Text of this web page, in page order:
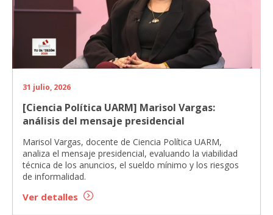
31 julio, 2026
[Ciencia Política UARM] Marisol Vargas:
análisis del mensaje presidencial
Marisol Vargas, docente de Ciencia Política UARM,
analiza el mensaje presidencial, evaluando la viabilidad
técnica de los anuncios, el sueldo mínimo y los riesgos
de informalidad.
Ver detalles